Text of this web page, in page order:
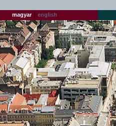
magyar| english